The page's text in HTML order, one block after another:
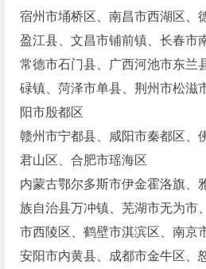
宿州市埇桥区、南昌市西湖区、
盈江县、文昌市铺前镇、长春市
常德市石门县、广西河池市东兰
碌镇、菏泽市单县、荆州市松滋
阳市殷都区
赣州市宁都县、咸阳市秦都区、
君山区、合肥市瑶海区
内蒙古鄂尔多斯市伊金霍洛旗、
族自治县万冲镇、芜湖市无为市
市西陵区、鹤壁市淇滨区、南京
安阳市内黄县、成都市金牛区、